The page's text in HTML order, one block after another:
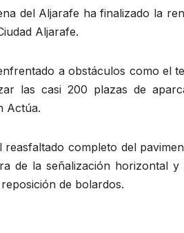
del Aljarafe ha finalizado la
Aljarafe.
a obstáculos como el
las casi 200 plazas de
Actúa.
completo del
de la señalización horizontal
de bolardos.